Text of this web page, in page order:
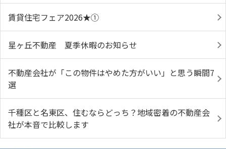
賃貸住宅フェア2026★①
星ヶ丘不動産 夏季休暇のお知らせ
不動産会社が「この物件はやめた方がいい」と思う瞬間7
選
千種区と名東区、住むならどっち？地域密着の不動産会
社が本音で比較します